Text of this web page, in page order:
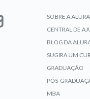
SOBRE A ALURA
CENTRAL DE
BLOG DA
SUGIRA UM
GRADUAÇÃO
PÓS-
MBA